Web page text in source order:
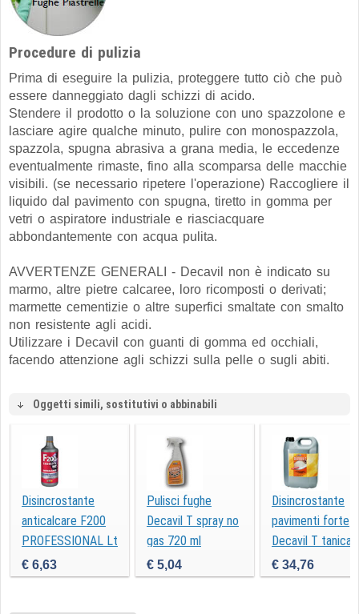
Procedure di pulizia
Prima di eseguire la pulizia, proteggere tutto ciò che può
essere danneggiato dagli schizzi di acido.
Stendere il prodotto o la soluzione con uno spazzolone e
lasciare agire qualche minuto, pulire con monospazzola,
spazzola, spugna abrasiva a grana media, le eccedenze
eventualmente rimaste, fino alla scomparsa delle macchie
visibili. (se necessario ripetere l'operazione) Raccogliere il
liquido dal pavimento con spugna, tiretto in gomma per
vetri o aspiratore industriale e riasciacquare
abbondantemente con acqua pulita.
AVVERTENZE GENERALI - Decavil non è indicato su
marmo, altre pietre calcaree, loro ricomposti o derivati;
marmette cementizie o altre superfici smaltate con smalto
non resistente agli acidi.
Utilizzare i Decavil con guanti di gomma ed occhiali,
facendo attenzione agli schizzi sulla pelle o sugli abiti.
Oggetti simili, sostitutivi o abbinabili
Disincrostante
anticalcare F200
PROFESSIONAL Lt
1
€ 6,63
Pulisci fughe
Decavil T spray no
gas 720 ml
€ 5,04
Disincrostante
pavimenti forte
Decavil T tanica
5
€ 34,76